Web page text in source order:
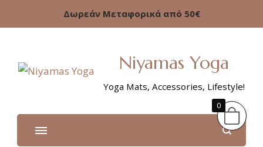
Δωρεάν Μεταφορικά από 50€
Niyamas Yoga
Yoga Mats, Accessories, Lifestyle!
0